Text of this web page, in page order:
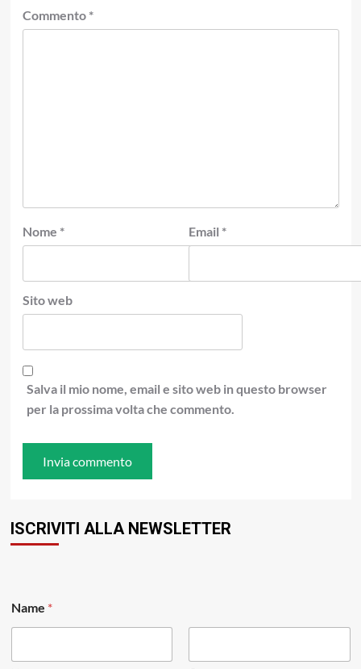
Commento *
Nome * Email *
Sito web
Salva il mio nome, email e sito web in questo browser
per la prossima volta che commento.
ISCRIVITI ALLA NEWSLETTER
*
E
a
Name *